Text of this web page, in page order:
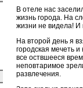
В отеле нас
жизнь города. На
жизни не видела! И
На второй день я
городская мечеть
все оствшееся
неповтаримое
развлечения.